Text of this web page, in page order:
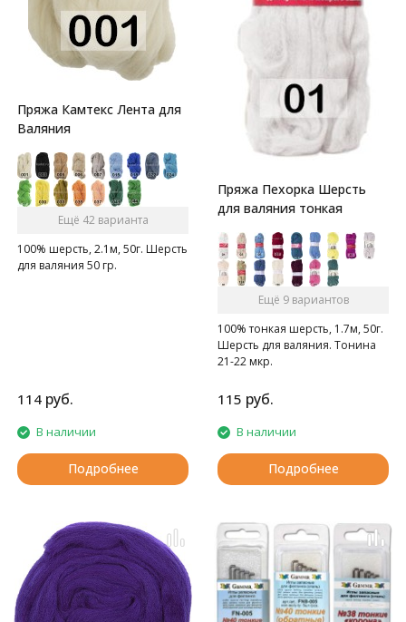
Пряжа Камтекс Лента для
Валяния
Ещё 42 варианта
100% шерсть, 2.1м, 50г. Шерсть
для валяния 50 гр.
114 руб.
В наличии
Подробнее
Пряжа Пехорка Шерсть
для валяния тонкая
Ещё 9 вариантов
100% тонкая шерсть, 1.7м, 50г.
Шерсть для валяния. Тонина
21-22 мкр.
115 руб.
В наличии
Подробнее